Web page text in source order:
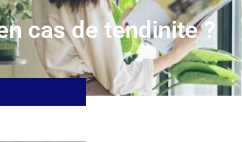
cas de tendinite ?